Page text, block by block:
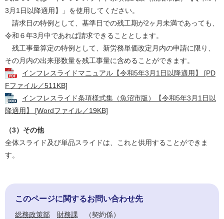
3月1日以降適用】」を使用してください。
請求日の特例として、基準日での残工期が2ヶ月未満であっても、
令和６年3月中であれば請求できることとします。
残工事量算定の特例として、新労務単価改定月内の申請に限り、
その月内の出来形数量を残工事量に含めることができます。
インフレスライドマニュアル【令和5年3月1日以降適用】 [PD
Fファイル／511KB]
インフレスライド条項様式集（魚沼市版）【令和5年3月1日以
降適用】 [Wordファイル／19KB]
（3）その他
全体スライド及び単品スライドは、これと供用することができま
す。
このページに関するお問い合わせ先
総務政策部 財務課
契約係